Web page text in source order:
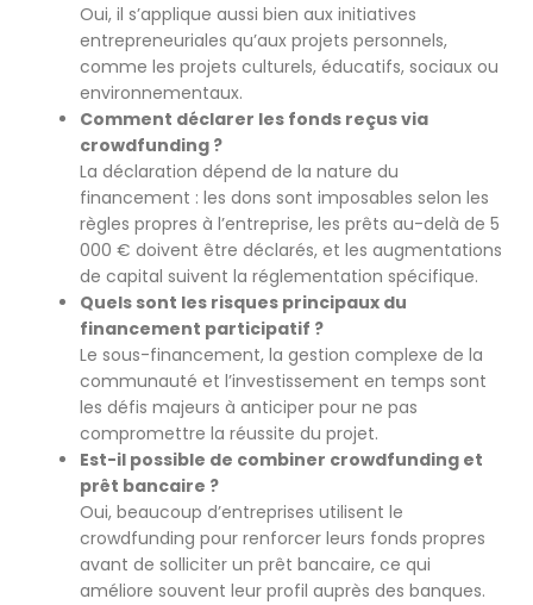
Oui, il s’applique aussi bien aux initiatives
entrepreneuriales qu’aux projets personnels,
comme les projets culturels, éducatifs, sociaux ou
environnementaux.
Comment déclarer les fonds reçus via
crowdfunding ?
La déclaration dépend de la nature du
financement : les dons sont imposables selon les
règles propres à l’entreprise, les prêts au-delà de 5
000 € doivent être déclarés, et les augmentations
de capital suivent la réglementation spécifique.
Quels sont les risques principaux du
financement participatif ?
Le sous-financement, la gestion complexe de la
communauté et l’investissement en temps sont
les défis majeurs à anticiper pour ne pas
compromettre la réussite du projet.
Est-il possible de combiner crowdfunding et
prêt bancaire ?
Oui, beaucoup d’entreprises utilisent le
crowdfunding pour renforcer leurs fonds propres
avant de solliciter un prêt bancaire, ce qui
améliore souvent leur profil auprès des banques.